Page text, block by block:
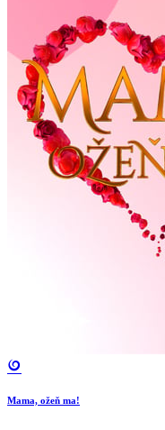
Mama, ožeň ma!